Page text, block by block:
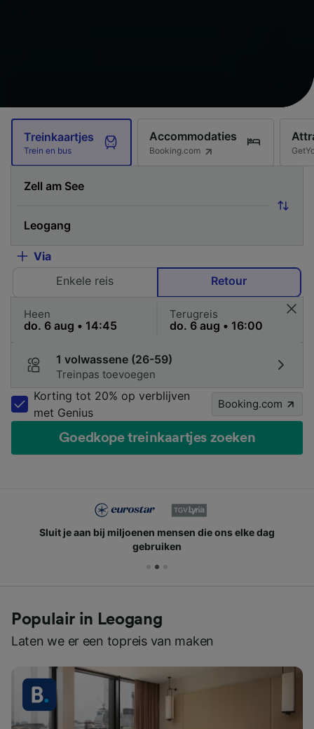
Treinkaartjes
Trein en bus
Accommodaties
Booking.com
Via
Enkele reis
Retour
Heen Terugreis
1 volwassene (26-59)
Treinpas toevoegen
Korting tot 20% op verblijven
met Genius
Booking.com
Goedkope treinkaartjes zoeken
Sluit je aan bij miljoenen mensen die ons elke dag
gebruiken
Populair in Leogang
Laten we er een topreis van maken